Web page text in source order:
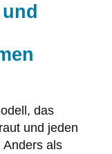
das
und jeden
Anders als